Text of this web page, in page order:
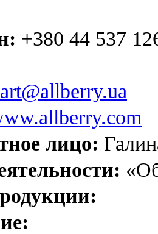
+380 44 537
art@allberry.ua
лицо: